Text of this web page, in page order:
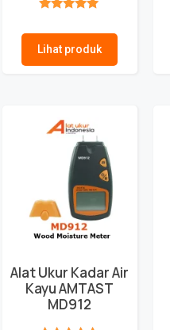
Lihat produk
Alat Ukur Kadar Air
Kayu AMTAST
MD912